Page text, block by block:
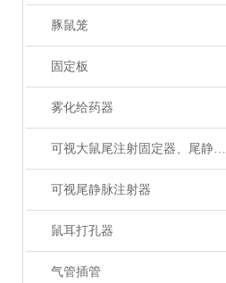
豚鼠笼
固定板
雾化给药器
可视大鼠尾注射固定器、尾静脉注射
可视尾静脉注射器
鼠耳打孔器
气管插管